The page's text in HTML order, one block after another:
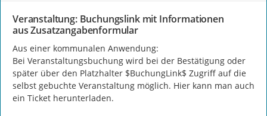
Veranstaltung: Buchungslink mit Informationen
aus Zusatzangabenformular
Aus einer kommunalen Anwendung:
Bei Veranstaltungsbuchung wird bei der Bestätigung oder
später über den Platzhalter $BuchungLink$ Zugriff auf die
selbst gebuchte Veranstaltung möglich. Hier kann man auch
ein Ticket herunterladen.